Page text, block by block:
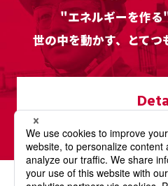
"エネルギーを作る
世の中を動かす、とて